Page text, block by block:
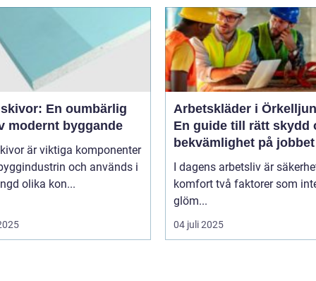
En oumbärlig
modernt byggande
är viktiga komponenter
och används i
olika kon...
Arbetskläder i
En guide till rätt skydd
bekvämlighet på jobbet
I dagens arbetsliv är
komfort två faktorer som
glöm...
04 juli 2025